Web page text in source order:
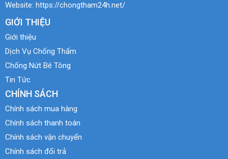
Website: https://chongtham24h.net/
GIỚI THIỆU
Giới thiệu
Dịch Vụ Chống Thấm
Chống Nứt Bê Tông
Tin Tức
CHÍNH SÁCH
Chính sách mua hàng
Chính sách thanh toán
Chính sách vận chuyển
Chính sách đổi trả